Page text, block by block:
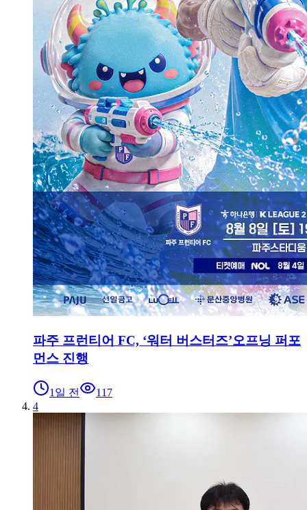
파주 프런티어 FC, ‘워터 버스터즈’오프닝 퍼포
먼스 진행
1일 전
117
4